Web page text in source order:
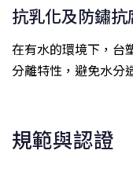
抗乳化及防鏽抗
在有水的環境下，台
分離特性，避免水分
規範與認證